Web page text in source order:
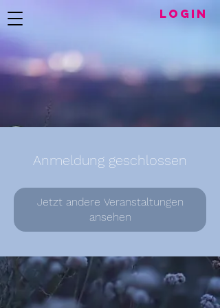
LogIN
Anmeldung geschlossen
Jetzt andere Veranstaltungen
ansehen